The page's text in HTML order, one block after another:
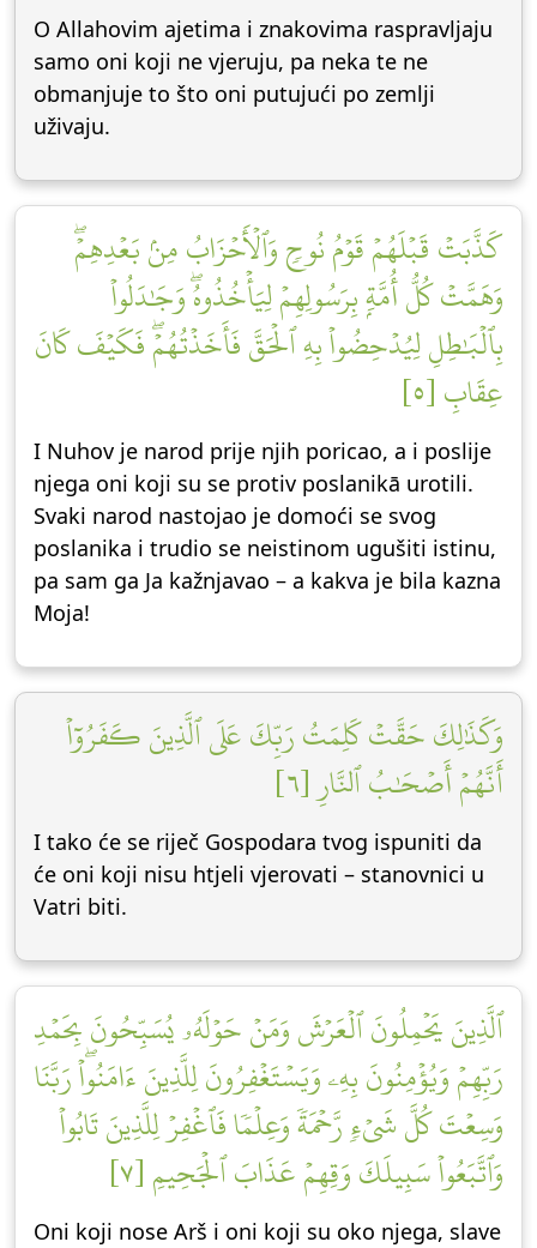
O Allahovim ajetima i znakovima raspravljaju
samo oni koji ne vjeruju, pa neka te ne
obmanjuje to što oni putujući po zemlji
uživaju.
كَذَّبَتۡ قَبۡلَهُمۡ قَوۡمُ نُوحٖ وَٱلۡأَحۡزَابُ مِنۢ بَعۡدِهِمۡۖ
وَهَمَّتۡ كُلُّ أُمَّةِۭ بِرَسُولِهِمۡ لِيَأۡخُذُوهُۖ وَجَٰدَلُواْ
بِٱلۡبَٰطِلِ لِيُدۡحِضُواْ بِهِ ٱلۡحَقَّ فَأَخَذۡتُهُمۡۖ فَكَيۡفَ كَانَ
عِقَابِ [٥]
I Nuhov je narod prije njih poricao, a i poslije
njega oni koji su se protiv poslanikā urotili.
Svaki narod nastojao je domoći se svog
poslanika i trudio se neistinom ugušiti istinu,
pa sam ga Ja kažnjavao – a kakva je bila kazna
Moja!
وَكَذَٰلِكَ حَقَّتۡ كَلِمَتُ رَبِّكَ عَلَى ٱلَّذِينَ كَفَرُوٓاْ
أَنَّهُمۡ أَصۡحَٰبُ ٱلنَّارِ [٦]
I tako će se riječ Gospodara tvog ispuniti da
će oni koji nisu htjeli vjerovati – stanovnici u
Vatri biti.
ٱلَّذِينَ يَحۡمِلُونَ ٱلۡعَرۡشَ وَمَنۡ حَوۡلَهُۥ يُسَبِّحُونَ بِحَمۡدِ
رَبِّهِمۡ وَيُؤۡمِنُونَ بِهِۦ وَيَسۡتَغۡفِرُونَ لِلَّذِينَ ءَامَنُواْۖ رَبَّنَا
وَسِعۡتَ كُلَّ شَيۡءٖ رَّحۡمَةٗ وَعِلۡمٗا فَٱغۡفِرۡ لِلَّذِينَ تَابُواْ
وَٱتَّبَعُواْ سَبِيلَكَ وَقِهِمۡ عَذَابَ ٱلۡجَحِيمِ [٧]
Oni koji nose Arš i oni koji su oko njega, slave